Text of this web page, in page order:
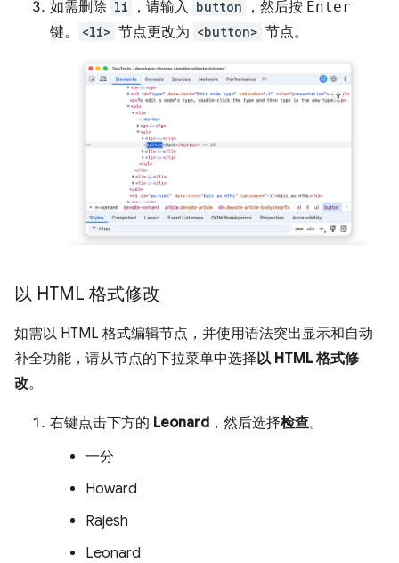
如需删除 li ，请输入 button ，然后按 Enter
键。 <li> 节点更改为 <button> 节点。
以 HTML 格式修改
如需以 HTML 格式编辑节点，并使用语法突出显示和自动
补全功能，请从节点的下拉菜单中选择以 HTML 格式修
改。
右键点击下方的 Leonard ，然后选择检查。
一分
Howard
Rajesh
Leonard